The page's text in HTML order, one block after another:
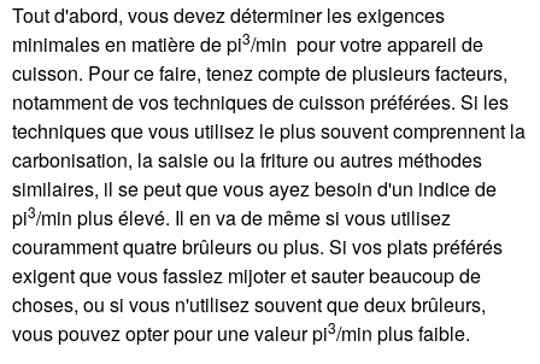
Tout d'abord, vous devez déterminer les exigences
minimales en matière de pi3/min pour votre appareil de
cuisson. Pour ce faire, tenez compte de plusieurs facteurs,
notamment de vos techniques de cuisson préférées. Si les
techniques que vous utilisez le plus souvent comprennent la
carbonisation, la saisie ou la friture ou autres méthodes
similaires, il se peut que vous ayez besoin d'un indice de
pi3/min plus élevé. Il en va de même si vous utilisez
couramment quatre brûleurs ou plus. Si vos plats préférés
exigent que vous fassiez mijoter et sauter beaucoup de
choses, ou si vous n'utilisez souvent que deux brûleurs,
vous pouvez opter pour une valeur pi3/min plus faible.